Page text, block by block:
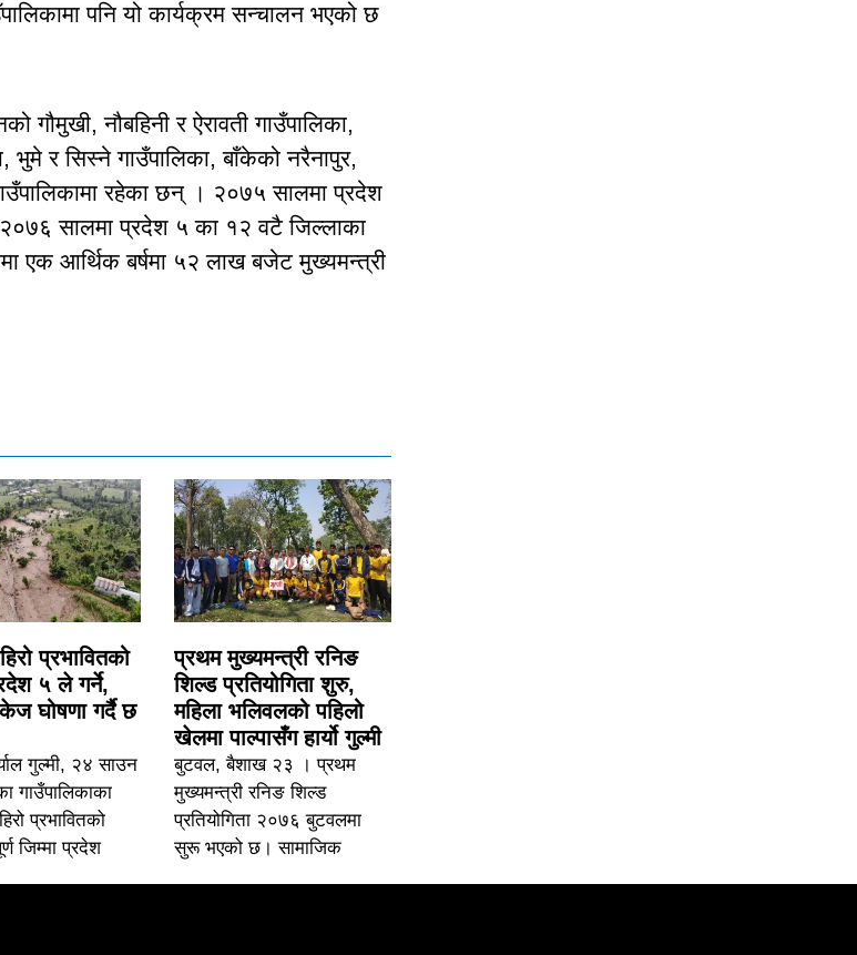
पनि यो कार्यक्रम सन्चालन भएको छ
गौमुखी, नौबहिनी र ऐरावती गाउँपालिका,
भुमे र सिस्ने गाउँपालिका, बाँकेको नरैनापुर,
रहेका छन् । २०७५ सालमा प्रदेश
२०७६ सालमा प्रदेश ५ का १२ वटै जिल्लाका
एक आर्थिक बर्षमा ५२ लाख बजेट मुख्यमन्त्री
प्रभावितको
५ ले गर्ने,
घोषणा गर्दै छ
गुल्मी, २४ साउन
गाउँपालिकाका
प्रभावितको
जिम्मा प्रदेश
प्रथम मुख्यमन्त्री रनिङ
शिल्ड प्रतिय‍ोगिता शुरु,
महिला भलिवलको पहिलो
खेलमा पाल्पासँग हार्यो गुल्मी
बुटवल, बैशाख २३ । प्रथम
मुख्यमन्त्री रनिङ शिल्ड
प्रतिय‍ोगिता २०७६ बुटवलमा
सुरू भएको छ। सामाजिक